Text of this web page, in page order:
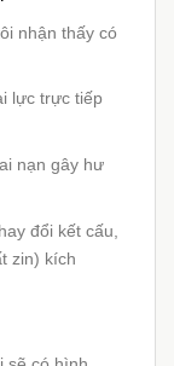
nhận thấy có
lực trực tiếp
nạn gây hư
đổi kết cấu,
zin) kích